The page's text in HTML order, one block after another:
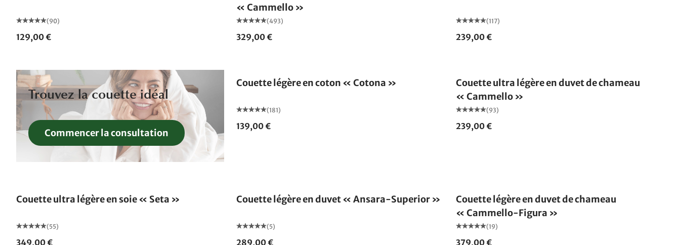
(90)
129,00 €
« Cammello »
(493)
329,00 €
(117)
239,00 €
Trouvez la couette idéal
Commencer la consultation
Couette légère en coton « Cotona »
(181)
139,00 €
Couette ultra légère en duvet de chameau
« Cammello »
(93)
239,00 €
Couette ultra légère en soie « Seta »
(55)
349,00 €
Couette légère en duvet « Ansara-Superior »
(5)
289,00 €
Couette légère en duvet de chameau
« Cammello-Figura »
(19)
379,00 €